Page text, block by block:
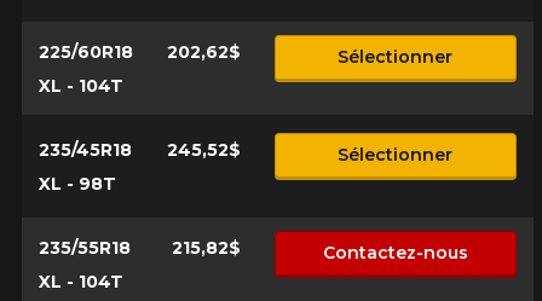
225/60R18
XL - 104T
202,62$ Sélectionner
235/45R18
XL - 98T
245,52$ Sélectionner
235/55R18
XL - 104T
215,82$ Contactez-nous